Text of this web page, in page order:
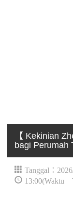
【 Kekinian
bagi Perumah
Tanggal：
13:00(Waktu